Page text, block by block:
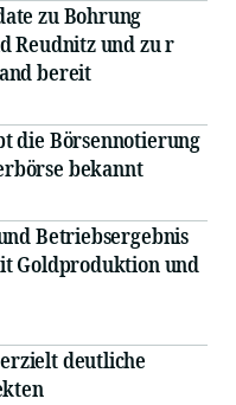
zu Bohrung
Reudnitz und zu r
bereit
die Börsennotierung
bekannt
Betriebsergebnis
Goldproduktion und
deutliche